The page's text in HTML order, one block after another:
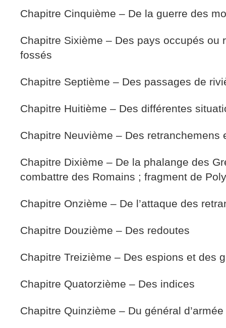
Chapitre Cinquième – De la guerre des
Chapitre Sixième – Des pays occupés ou
fossés
Chapitre Septième – Des passages de
Chapitre Huitième – Des différentes
Chapitre Neuvième – Des retranchemens
Chapitre Dixième – De la phalange des
combattre des Romains ; fragment de
Chapitre Onzième – De l’attaque des
Chapitre Douzième – Des redoutes
Chapitre Treizième – Des espions et des
Chapitre Quatorzième – Des indices
Chapitre Quinzième – Du général d’armée